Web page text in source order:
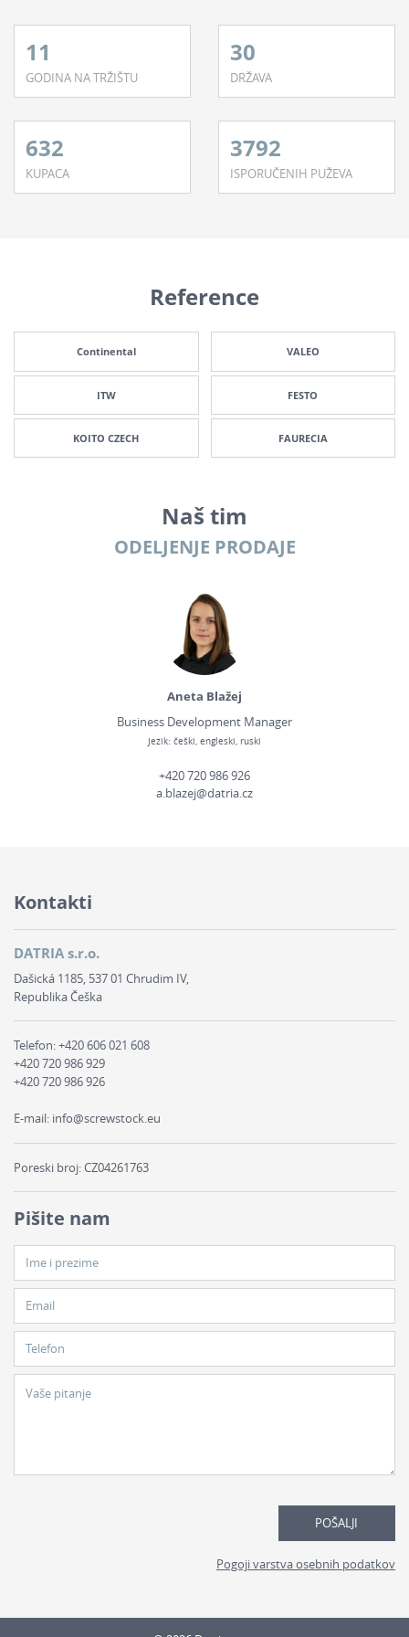
11
GODINA NA TRŽIŠTU
30
DRŽAVA
632
KUPACA
3792
ISPORUČENIH PUŽEVA
Reference
Continental
ITW
KOITO CZECH
VALEO
FESTO
FAURECIA
Naš tim
ODELJENJE PRODAJE
Aneta Blažej
Business Development Manager
Jezik: češki, engleski, ruski
+420 720 986 926
a.blazej@datria.cz
Kontakti
DATRIA s.r.o.
Dašická 1185, 537 01 Chrudim IV,
Republika Češka
Telefon:+420 606 021 608
+420 720 986 929
+420 720 986 926
E-mail: info@screwstock.eu
Poreski broj: CZ04261763
Pišite nam
Ime i prezime
Email
Telefon
Vaše pitanje
POŠALJI
Pogoji varstva osebnih podatkov